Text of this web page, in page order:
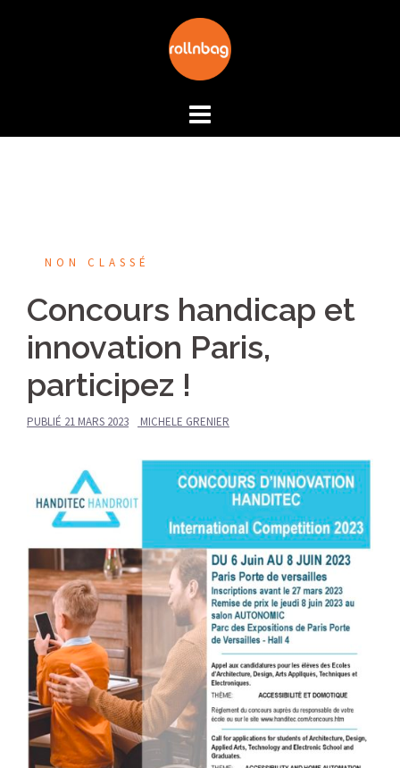
NON CLASSÉ
Concours handicap et
innovation Paris,
participez !
PUBLIÉ 21 MARS 2023 MICHELE GRENIER